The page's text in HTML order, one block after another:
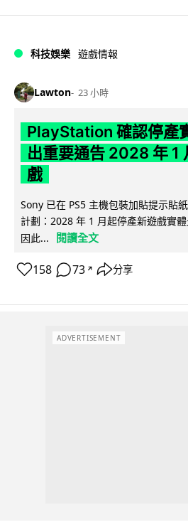
科技娛樂 遊戲情報
Lawton 23 小時
PlayStation 確認停產
出重要通告 2028 年 1
戲
Sony 已在 PS5 主機包裝加貼提示貼
計劃：2028 年 1 月起停產新遊戲實
因此...
閱讀全文
158 73 ↗ 分享
ADVERTISEMENT